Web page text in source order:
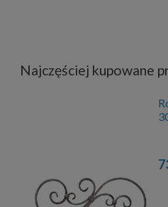
Najczęściej kupowane